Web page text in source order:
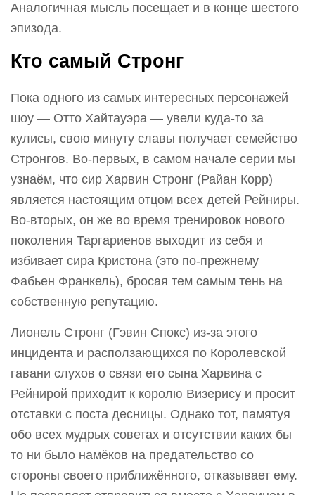
Аналогичная мысль посещает и в конце шестого
эпизода.
Кто самый Стронг
Пока одного из самых интересных персонажей
шоу — Отто Хайтауэра — увели куда-то за
кулисы, свою минуту славы получает семейство
Стронгов. Во-первых, в самом начале серии мы
узнаём, что сир Харвин Стронг (Райан Корр)
является настоящим отцом всех детей Рейниры.
Во-вторых, он же во время тренировок нового
поколения Таргариенов выходит из себя и
избивает сира Кристона (это по-прежнему
Фабьен Франкель), бросая тем самым тень на
собственную репутацию.
Лионель Стронг (Гэвин Спокс) из-за этого
инцидента и расползающихся по Королевской
гавани слухов о связи его сына Харвина с
Рейнирой приходит к королю Визерису и просит
отставки с поста десницы. Однако тот, памятуя
обо всех мудрых советах и отсутствии каких бы
то ни было намёков на предательство со
стороны своего приближённого, отказывает ему.